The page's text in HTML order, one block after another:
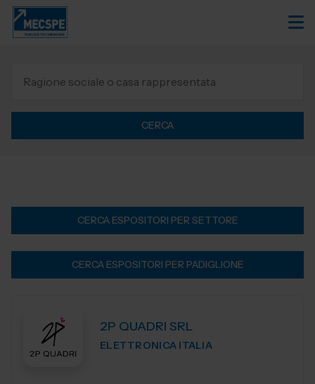
CERCA
CERCA ESPOSITORI PER SETTORE
CERCA ESPOSITORI PER PADIGLIONE
2P QUADRI SRL
ELETTRONICA ITALIA